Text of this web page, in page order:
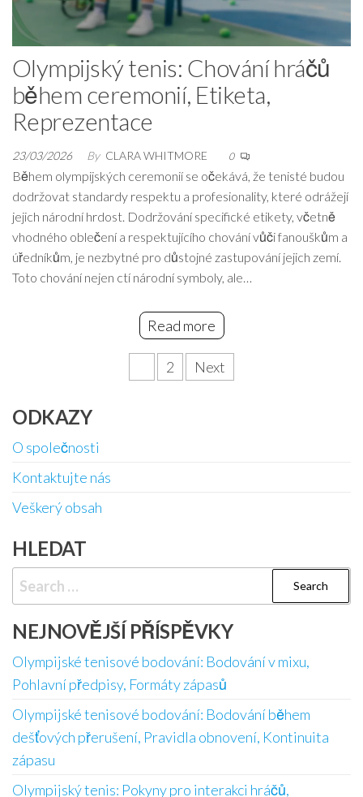
Olympijský tenis: Chování hráčů
během ceremonií, Etiketa,
Reprezentace
23/03/2026 By CLARA WHITMORE 0
Během olympijských ceremonií se očekává, že tenisté budou
dodržovat standardy respektu a profesionality, které odrážejí
jejich národní hrdost. Dodržování specifické etikety, včetně
vhodného oblečení a respektujícího chování vůči fanouškům a
úředníkům, je nezbytné pro důstojné zastupování jejich zemí.
Toto chování nejen ctí národní symboly, ale…
Read more
2 Next
ODKAZY
O společnosti
Kontaktujte nás
Veškerý obsah
HLEDAT
Search
for:
NEJNOVĚJŠÍ PŘÍSPĚVKY
Olympijské tenisové bodování: Bodování v mixu,
Pohlavní předpisy, Formáty zápasů
Olympijské tenisové bodování: Bodování během
dešťových přerušení, Pravidla obnovení, Kontinuita
zápasu
Olympijský tenis: Pokyny pro interakci hráčů,